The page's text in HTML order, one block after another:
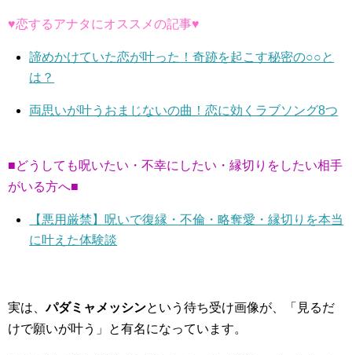
♥恋するアナタにオススメの記事♥
諦めかけていた恋が叶った！奇跡を起こす秘密の○○と
は？
両思いが叶うおまじないの曲！恋に効くラブソング8つ
■どうしても呪いたい・不幸にしたい・縁切りをしたい相手
がいる方へ■
【悪用厳禁】呪いで復縁・不倫・略奪愛・縁切りを本当
に叶えた体験談
実は、パダミャメッシンという待ち受け画像が、「見るだ
けで願いが叶う」と有名になっています。